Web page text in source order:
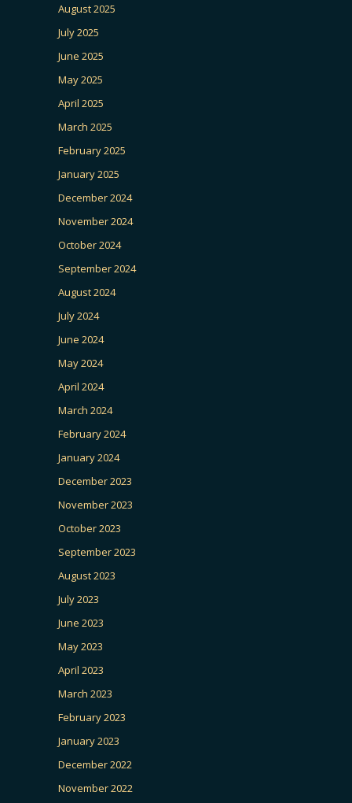
August 2025
July 2025
June 2025
May 2025
April 2025
March 2025
February 2025
January 2025
December 2024
November 2024
October 2024
September 2024
August 2024
July 2024
June 2024
May 2024
April 2024
March 2024
February 2024
January 2024
December 2023
November 2023
October 2023
September 2023
August 2023
July 2023
June 2023
May 2023
April 2023
March 2023
February 2023
January 2023
December 2022
November 2022